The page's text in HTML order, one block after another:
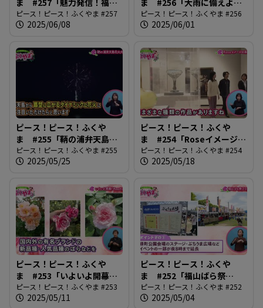
アンバサダー」
ピース！ピース！ふくやま #257
2025/06/08
2025」
ピース！ピース！ふくやま #256
2025/06/01
ピース！ピース！ふくや
ま #255「鞆の浦弁天島花
火大会」
ピース！ピース！ふくやま #255
2025/05/25
ピース！ピース！ふくや
ま #254「Roseイメージの
系譜」
ピース！ピース！ふくやま #254
2025/05/18
ピース！ピース！ふくや
ま #253「いよいよ開幕！
Rose Expo」
ピース！ピース！ふくやま #253
2025/05/11
ピース！ピース！ふくや
ま #252「福山ばら祭
2025」
ピース！ピース！ふくやま #252
2025/05/04